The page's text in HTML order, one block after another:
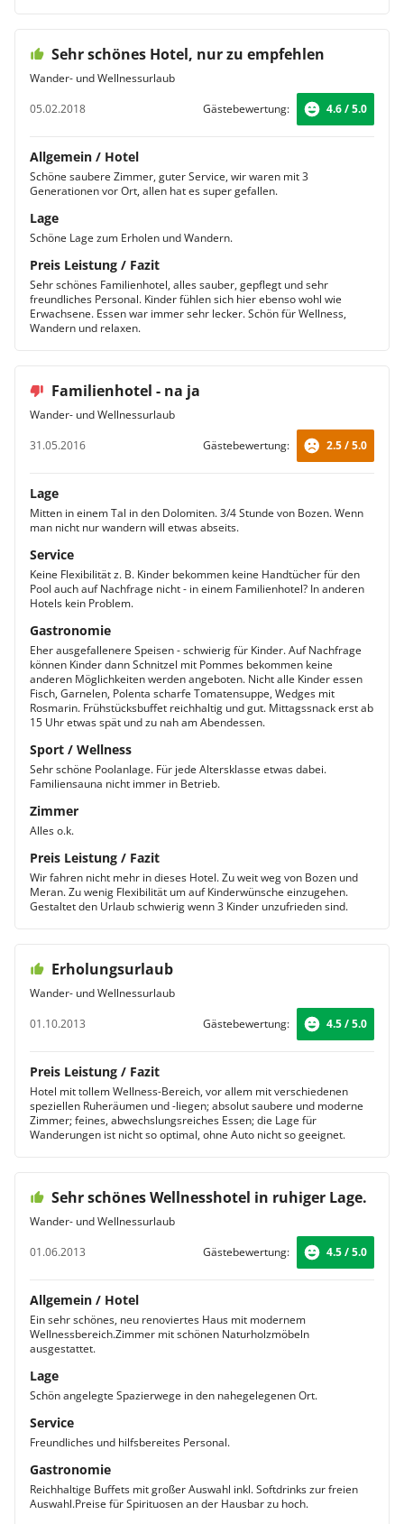
Sehr schönes Hotel, nur zu empfehlen
Wander- und Wellnessurlaub
05.02.2018
Gästebewertung: 4.6 / 5.0
Allgemein / Hotel
Schöne saubere Zimmer, guter Service, wir waren mit 3
Generationen vor Ort, allen hat es super gefallen.
Lage
Schöne Lage zum Erholen und Wandern.
Preis Leistung / Fazit
Sehr schönes Familienhotel, alles sauber, gepflegt und sehr
freundliches Personal. Kinder fühlen sich hier ebenso wohl wie
Erwachsene. Essen war immer sehr lecker. Schön für Wellness,
Wandern und relaxen.
Familienhotel - na ja
Wander- und Wellnessurlaub
31.05.2016
Gästebewertung: 2.5 / 5.0
Lage
Mitten in einem Tal in den Dolomiten. 3/4 Stunde von Bozen. Wenn
man nicht nur wandern will etwas abseits.
Service
Keine Flexibilität z. B. Kinder bekommen keine Handtücher für den
Pool auch auf Nachfrage nicht - in einem Familienhotel? In anderen
Hotels kein Problem.
Gastronomie
Eher ausgefallenere Speisen - schwierig für Kinder. Auf Nachfrage
können Kinder dann Schnitzel mit Pommes bekommen keine
anderen Möglichkeiten werden angeboten. Nicht alle Kinder essen
Fisch, Garnelen, Polenta scharfe Tomatensuppe, Wedges mit
Rosmarin. Frühstücksbuffet reichhaltig und gut. Mittagssnack erst ab
15 Uhr etwas spät und zu nah am Abendessen.
Sport / Wellness
Sehr schöne Poolanlage. Für jede Altersklasse etwas dabei.
Familiensauna nicht immer in Betrieb.
Zimmer
Alles o.k.
Preis Leistung / Fazit
Wir fahren nicht mehr in dieses Hotel. Zu weit weg von Bozen und
Meran. Zu wenig Flexibilität um auf Kinderwünsche einzugehen.
Gestaltet den Urlaub schwierig wenn 3 Kinder unzufrieden sind.
Erholungsurlaub
Wander- und Wellnessurlaub
01.10.2013
Gästebewertung: 4.5 / 5.0
Preis Leistung / Fazit
Hotel mit tollem Wellness-Bereich, vor allem mit verschiedenen
speziellen Ruheräumen und -liegen; absolut saubere und moderne
Zimmer; feines, abwechslungsreiches Essen; die Lage für
Wanderungen ist nicht so optimal, ohne Auto nicht so geeignet.
Sehr schönes Wellnesshotel in ruhiger Lage.
Wander- und Wellnessurlaub
01.06.2013
Gästebewertung: 4.5 / 5.0
Allgemein / Hotel
Ein sehr schönes, neu renoviertes Haus mit modernem
Wellnessbereich.Zimmer mit schönen Naturholzmöbeln
ausgestattet.
Lage
Schön angelegte Spazierwege in den nahegelegenen Ort.
Service
Freundliches und hilfsbereites Personal.
Gastronomie
Reichhaltige Buffets mit großer Auswahl inkl. Softdrinks zur freien
Auswahl.Preise für Spirituosen an der Hausbar zu hoch.